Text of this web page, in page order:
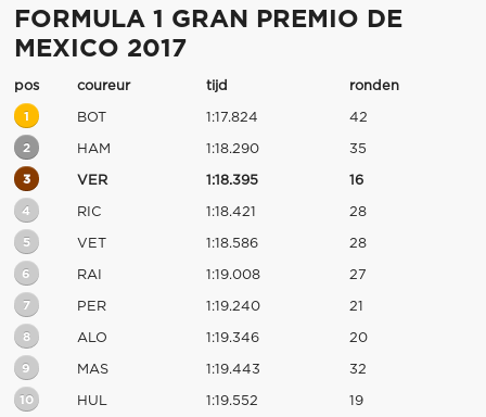
FORMULA 1 GRAN PREMIO DE
MEXICO 2017
pos coureur tijd ronden
1 BOT 1:17.824 42
2 HAM 1:18.290 35
3 VER 1:18.395 16
4 RIC 1:18.421 28
5 VET 1:18.586 28
6 RAI 1:19.008 27
7 PER 1:19.240 21
8 ALO 1:19.346 20
9 MAS 1:19.443 32
10 HUL 1:19.552 19